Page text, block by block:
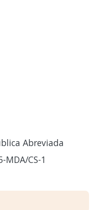
Abreviada
MDA/CS-1